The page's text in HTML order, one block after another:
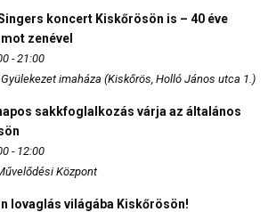
koncert Kiskőrösön is – 40 éve
zenével
- 21:00
imaháza (Kiskőrös, Holló János utca 1.)
sakkfoglalkozás várja az általános
- 12:00
Központ
lovaglás világába Kiskőrösön!